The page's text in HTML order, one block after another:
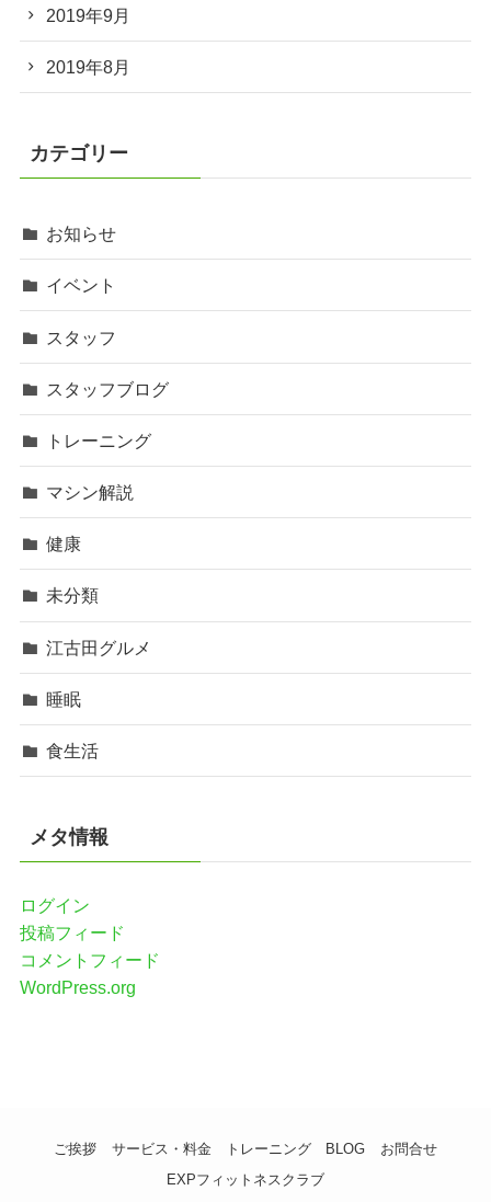
2019年9月
2019年8月
カテゴリー
お知らせ
イベント
スタッフ
スタッフブログ
トレーニング
マシン解説
健康
未分類
江古田グルメ
睡眠
食生活
メタ情報
ログイン
投稿フィード
コメントフィード
WordPress.org
ご挨拶 サービス・料金 トレーニング BLOG
お問合せ
EXPフィットネスクラブ